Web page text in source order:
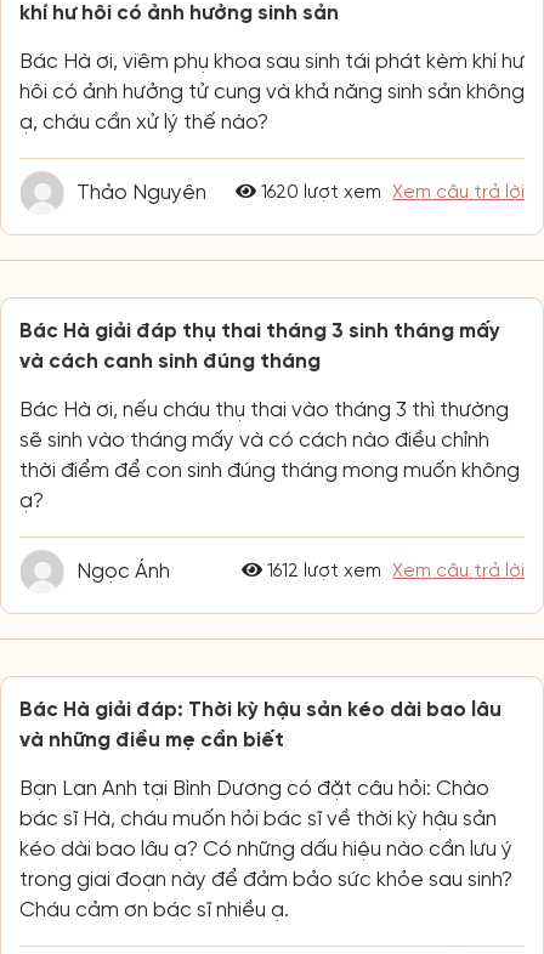
khí hư hôi có ảnh hưởng sinh sản
Bác Hà ơi, viêm phụ khoa sau sinh tái phát kèm khí hư
hôi có ảnh hưởng tử cung và khả năng sinh sản không
ạ, cháu cần xử lý thế nào?
Thảo Nguyên 1620 lượt xem Xem câu trả lời
Bác Hà giải đáp thụ thai tháng 3 sinh tháng mấy
và cách canh sinh đúng tháng
Bác Hà ơi, nếu cháu thụ thai vào tháng 3 thì thường
sẽ sinh vào tháng mấy và có cách nào điều chỉnh
thời điểm để con sinh đúng tháng mong muốn không
ạ?
Ngọc Ánh 1612 lượt xem Xem câu trả lời
Bác Hà giải đáp: Thời kỳ hậu sản kéo dài bao lâu
và những điều mẹ cần biết
Bạn Lan Anh tại Bình Dương có đặt câu hỏi: Chào
bác sĩ Hà, cháu muốn hỏi bác sĩ về thời kỳ hậu sản
kéo dài bao lâu ạ? Có những dấu hiệu nào cần lưu ý
trong giai đoạn này để đảm bảo sức khỏe sau sinh?
Cháu cảm ơn bác sĩ nhiều ạ.